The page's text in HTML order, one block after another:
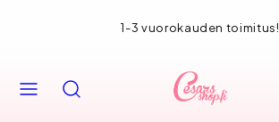
1-3 vuorokauden toimitus!